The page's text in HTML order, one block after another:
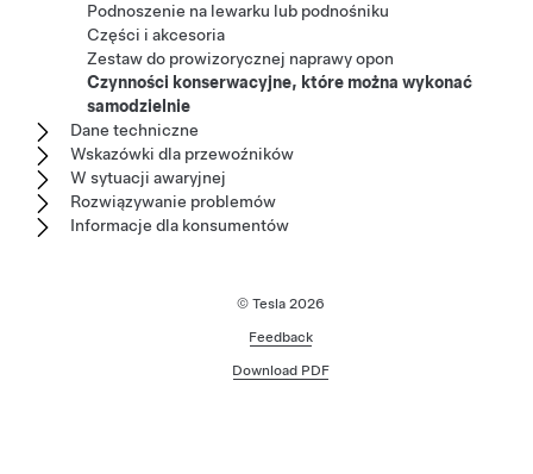
Podnoszenie na lewarku lub podnośniku
Części i akcesoria
Zestaw do prowizorycznej naprawy opon
Czynności konserwacyjne, które można wykonać
samodzielnie
Dane techniczne
Wskazówki dla przewoźników
W sytuacji awaryjnej
Rozwiązywanie problemów
Informacje dla konsumentów
© Tesla 2026
Feedback
Download PDF